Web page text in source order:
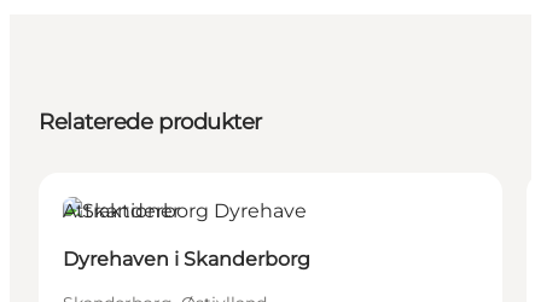
Relaterede produkter
Attraktioner
Dyrehaven i Skanderborg